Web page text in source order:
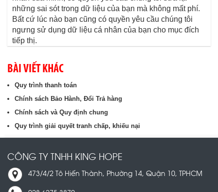
những sai sót trong dữ liệu của bạn mà không mất phí.
Bất cứ lúc nào bạn cũng có quyền yêu cầu chúng tôi
ngưng sử dụng dữ liệu cá nhân của bạn cho mục đích
tiếp thị.
BÀI VIẾT KHÁC
Quy trình thanh toán
Chính sách Bảo Hành, Đổi Trả hàng
Chính sách và Quy định chung
Quy trình giải quyết tranh chấp, khiếu nại
CÔNG TY TNHH KING HOPE
473/4/2 Tô Hiến Thành, Phường 14, Quận 10, TPHCM